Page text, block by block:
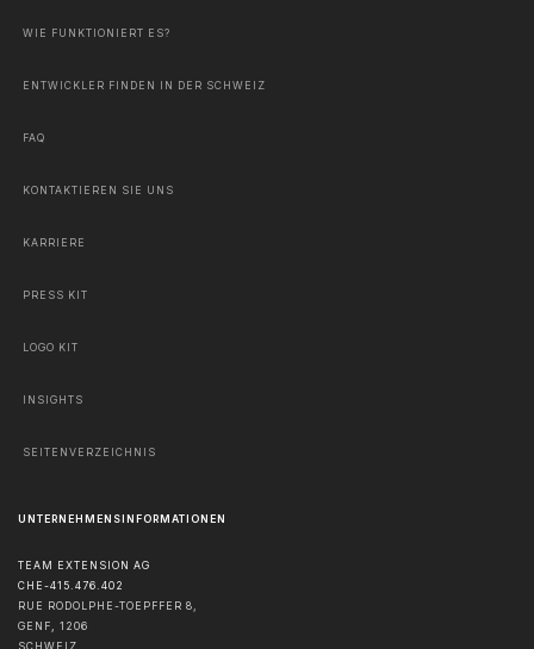
WIE FUNKTIONIERT ES?
ENTWICKLER FINDEN IN DER SCHWEIZ
FAQ
KONTAKTIEREN SIE UNS
KARRIERE
PRESS KIT
LOGO KIT
INSIGHTS
SEITENVERZEICHNIS
UNTERNEHMENSINFORMATIONEN
TEAM EXTENSION AG
CHE-415.476.402
RUE RODOLPHE-TOEPFFER 8,
GENF, 1206